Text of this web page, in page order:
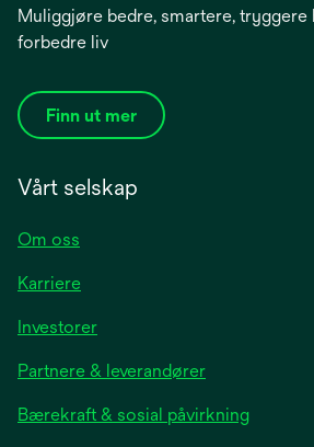
Muliggjøre bedre, smartere,
forbedre liv
Finn ut mer
Vårt selskap
Om oss
Karriere
Investoreropens
a
new
Partnere & leverandører
Bærekraft & sosial påvirkning